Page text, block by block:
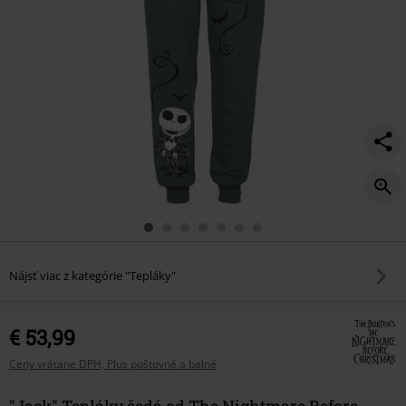
Nájsť viac z kategórie "Tepláky"
€ 53,99
Ceny vrátane DPH, Plus poštovné a balné